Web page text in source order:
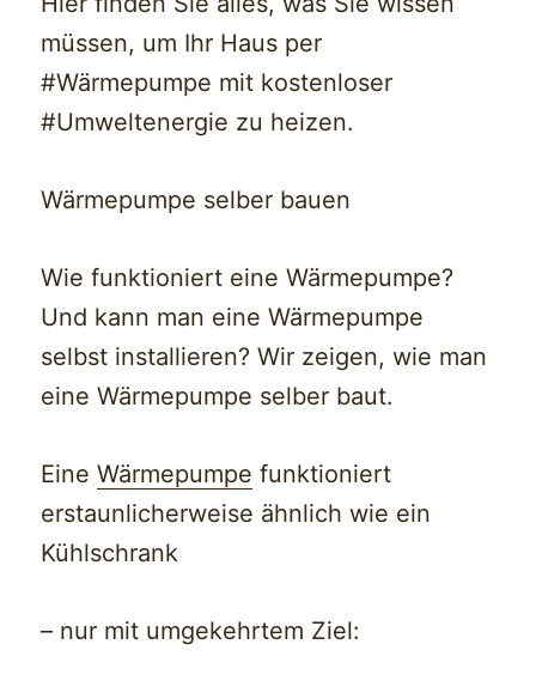
müssen, um Ihr Haus per
#Wärmepumpe mit kostenloser
#Umweltenergie zu heizen.
Wärmepumpe selber bauen
Wie funktioniert eine Wärmepumpe?
Und kann man eine Wärmepumpe
selbst installieren? Wir zeigen, wie man
eine Wärmepumpe selber baut.
EineWärmepumpe funktioniert
erstaunlicherweise ähnlich wie ein
Kühlschrank
– nur mit umgekehrtem Ziel: